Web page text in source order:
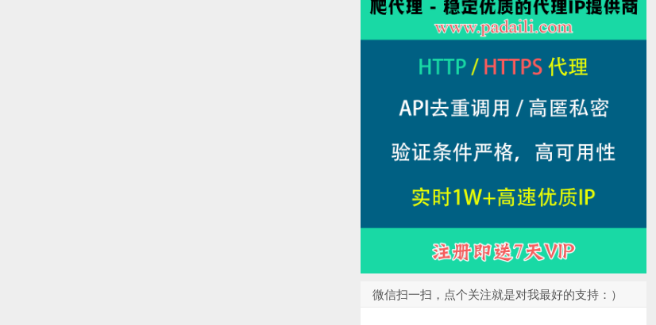
微信扫一扫，点个关注就是对我最好的支持：）